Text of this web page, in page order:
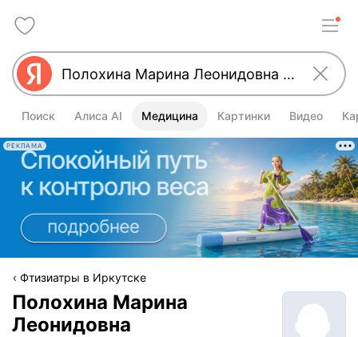
Поиск Алиса AI Медицина Картинки Видео
РЕКЛАМА
Фтизиатры в Иркутске
Полохина Марина
Леонидовна